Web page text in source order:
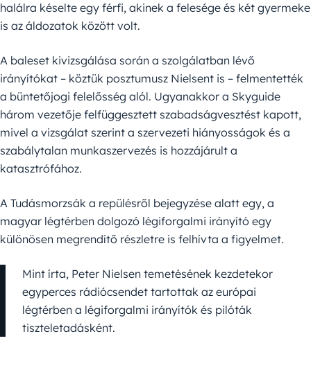
halálra késelte egy férfi, akinek a felesége és két gyermeke
is az áldozatok között volt.
A baleset kivizsgálása során a szolgálatban lévő
irányítókat – köztük posztumusz Nielsent is – felmentették
a büntetőjogi felelősség alól. Ugyanakkor a Skyguide
három vezetője felfüggesztett szabadságvesztést kapott,
mivel a vizsgálat szerint a szervezeti hiányosságok és a
szabálytalan munkaszervezés is hozzájárult a
katasztrófához.
A Tudásmorzsák a repülésről bejegyzése alatt egy, a
magyar légtérben dolgozó légiforgalmi irányító egy
különösen megrendítő részletre is felhívta a figyelmet.
Mint írta, Peter Nielsen temetésének kezdetekor
egyperces rádiócsendet tartottak az európai
légtérben a légiforgalmi irányítók és pilóták
tiszteletadásként.